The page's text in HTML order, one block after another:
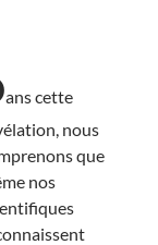
ans cette
nous
que
nos